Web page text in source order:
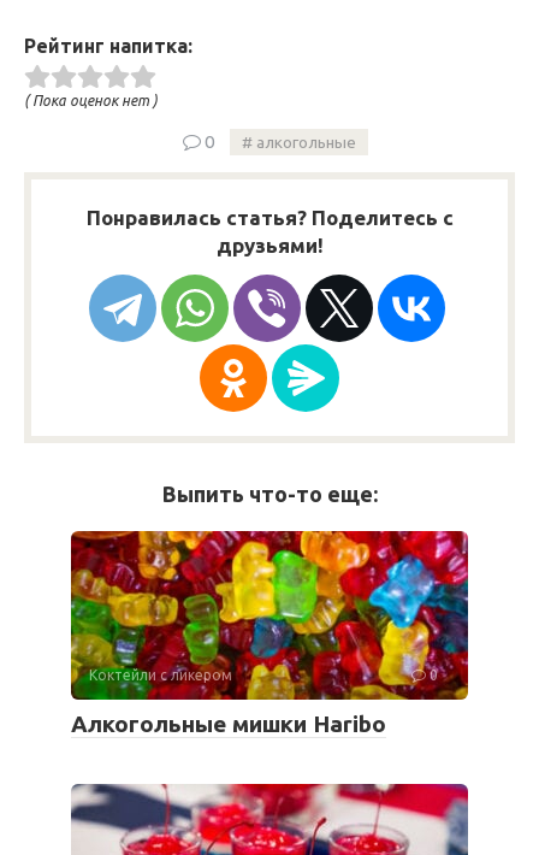
Рейтинг напитка:
( Пока оценок нет )
0 алкогольные
Понравилась статья? Поделитесь с
друзьями!
Выпить что-то еще:
Коктейли с ликером 0
Алкогольные мишки Haribo